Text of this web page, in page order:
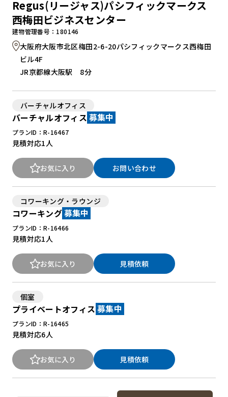
Regus(リージャス)パシフィックマークス
西梅田ビジネスセンター
建物管理番号：180146
大阪府大阪市北区梅田2-6-20パシフィックマークス西梅田
ビル4F
JR京都線大阪駅 8分
バーチャルオフィス
バーチャルオフィス 募集中
プランID：R-16467
見積対応1人
お気に入り お問い合わせ
コワーキング・ラウンジ
コワーキング 募集中
プランID：R-16466
見積対応1人
お気に入り 見積依頼
個室
プライベートオフィス 募集中
プランID：R-16465
見積対応6人
お気に入り 見積依頼